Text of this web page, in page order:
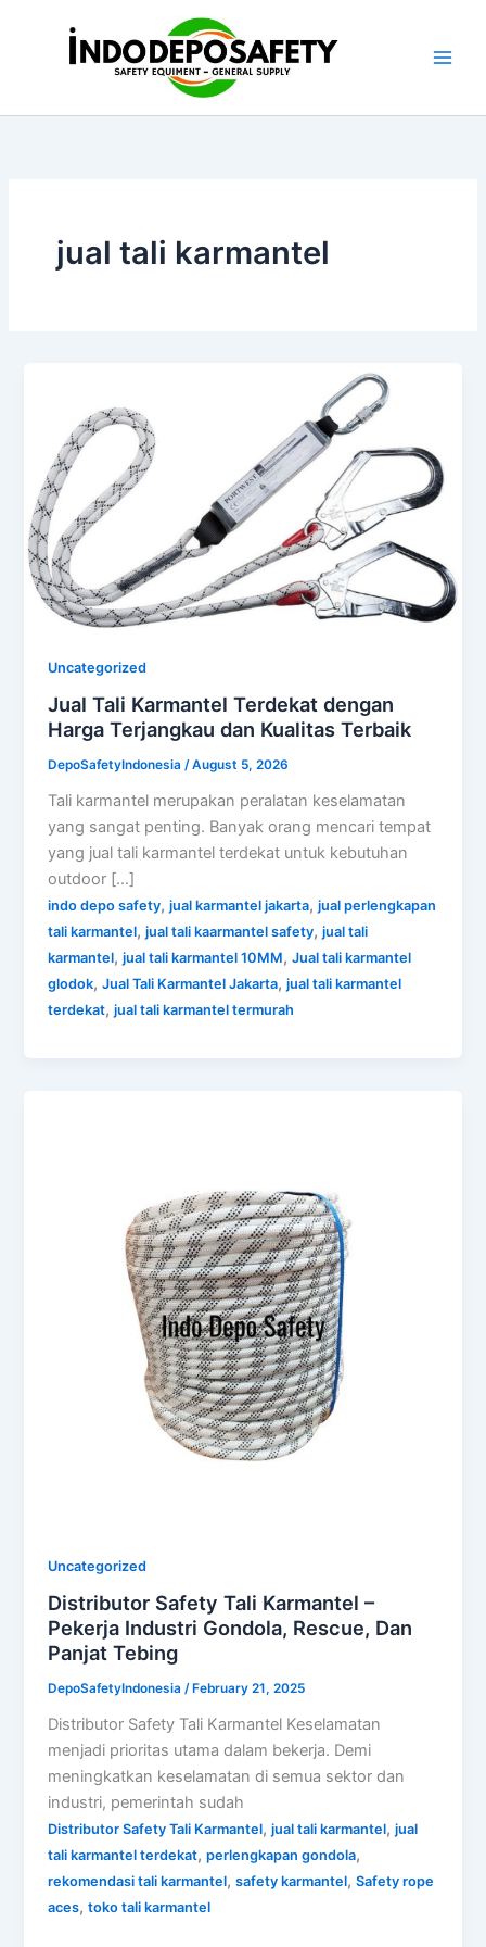
jual tali karmantel
Uncategorized
Jual Tali Karmantel Terdekat dengan
Harga Terjangkau dan Kualitas Terbaik
DepoSafetyIndonesia/August 5, 2026
Tali karmantel merupakan peralatan keselamatan
yang sangat penting. Banyak orang mencari tempat
yang jual tali karmantel terdekat untuk kebutuhan
outdoor […]
indo depo safety,jual karmantel jakarta,jual perlengkapan
tali karmantel,jual tali kaarmantel safety,jual tali
karmantel,jual tali karmantel 10MM,Jual tali karmantel
glodok,Jual Tali Karmantel Jakarta,jual tali karmantel
terdekat,jual tali karmantel termurah
Uncategorized
Distributor Safety Tali Karmantel –
Pekerja Industri Gondola, Rescue, Dan
Panjat Tebing
DepoSafetyIndonesia/ February 21, 2025
Distributor Safety Tali Karmantel Keselamatan
menjadi prioritas utama dalam bekerja. Demi
meningkatkan keselamatan di semua sektor dan
industri, pemerintah sudah
Distributor Safety Tali Karmantel,jual tali karmantel,jual
tali karmantel terdekat,perlengkapan gondola,
rekomendasi tali karmantel,safety karmantel,Safety rope
aces,toko tali karmantel